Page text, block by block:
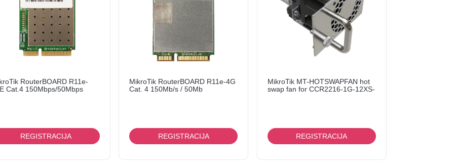
RouterBOARD R11e-
Cat.4 150Mbps/50Mbps
REGISTRACIJA
MikroTik RouterBOARD R11e-4G
Cat. 4 150Mb/s / 50Mb
REGISTRACIJA
MikroTik MT-HOTSWAPFAN hot
swap fan for CCR2216-1G-12XS-
REGISTRACIJA